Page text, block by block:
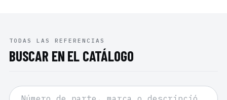
TODAS LAS REFERENCIAS
BUSCAR EN EL CATÁLOGO